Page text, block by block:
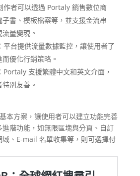
作者可以透過 Portaly 銷售數位商
書、模板檔案等，並支援金流串
量變現。
平台提供流量數據監控，讓使用者了
優化行銷策略。
Portaly 支援繁體中文和英文介面，
別友善。
本方案，讓使用者可以建立功能完善
階功能，如無限區塊與分頁、自訂
域、E-mail 名單收集等，則可選擇付